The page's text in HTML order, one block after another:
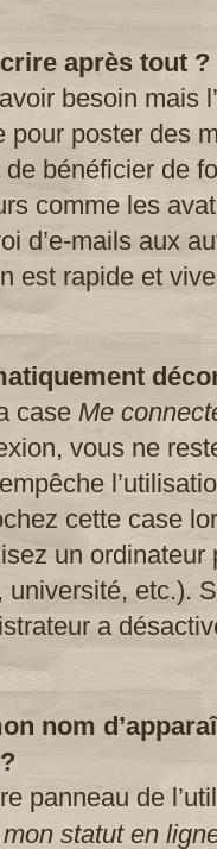
après tout ?
besoin mais
pour poster des
de bénéficier de
comme les
d’e-mails aux
est rapide et
case Me
vous ne
cette case
un
université, etc.).
a
nom
panneau de
statut en